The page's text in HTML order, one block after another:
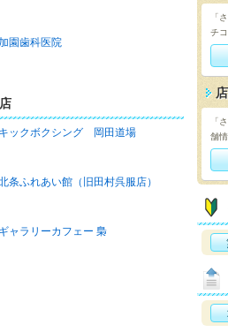
園歯科医院
キックボクシング 岡田道場
条ふれあい館（旧田村呉服店）
ギャラリーカフェー 梟
「
チ
「
舗